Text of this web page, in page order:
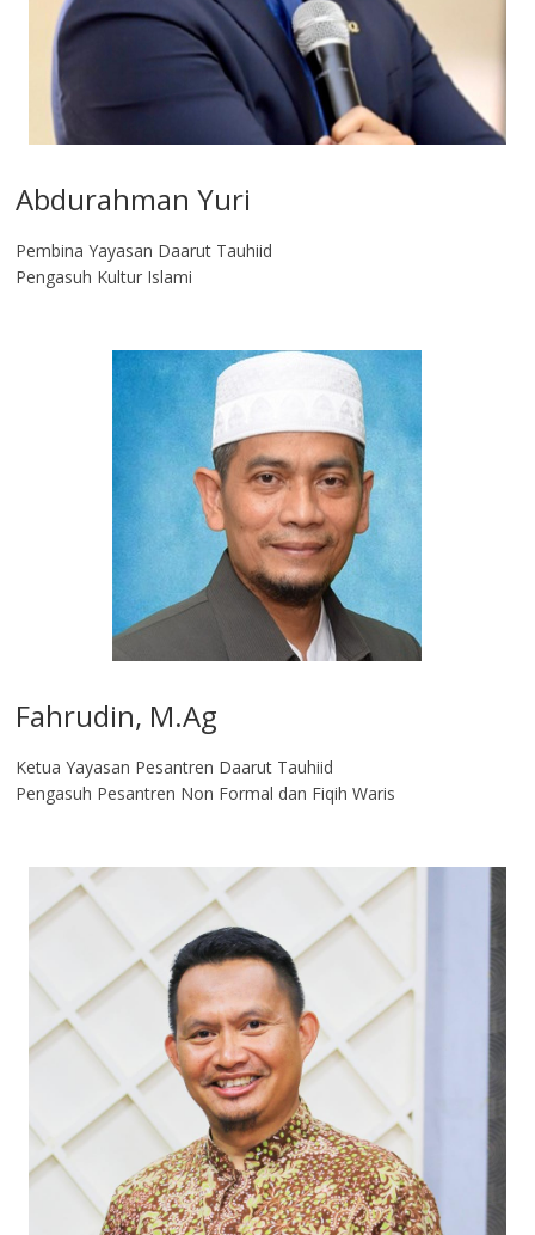
Abdurahman Yuri
Pembina Yayasan Daarut Tauhiid
Pengasuh Kultur Islami
Fahrudin, M.Ag​
Ketua Yayasan Pesantren Daarut Tauhiid
Pengasuh Pesantren Non Formal dan Fiqih Waris